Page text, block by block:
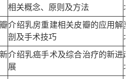
相关概念、原则及方法
介绍乳房重建相关皮瓣的应用解
剖及手术技巧
介绍乳癌手术及综合治疗的新进
展